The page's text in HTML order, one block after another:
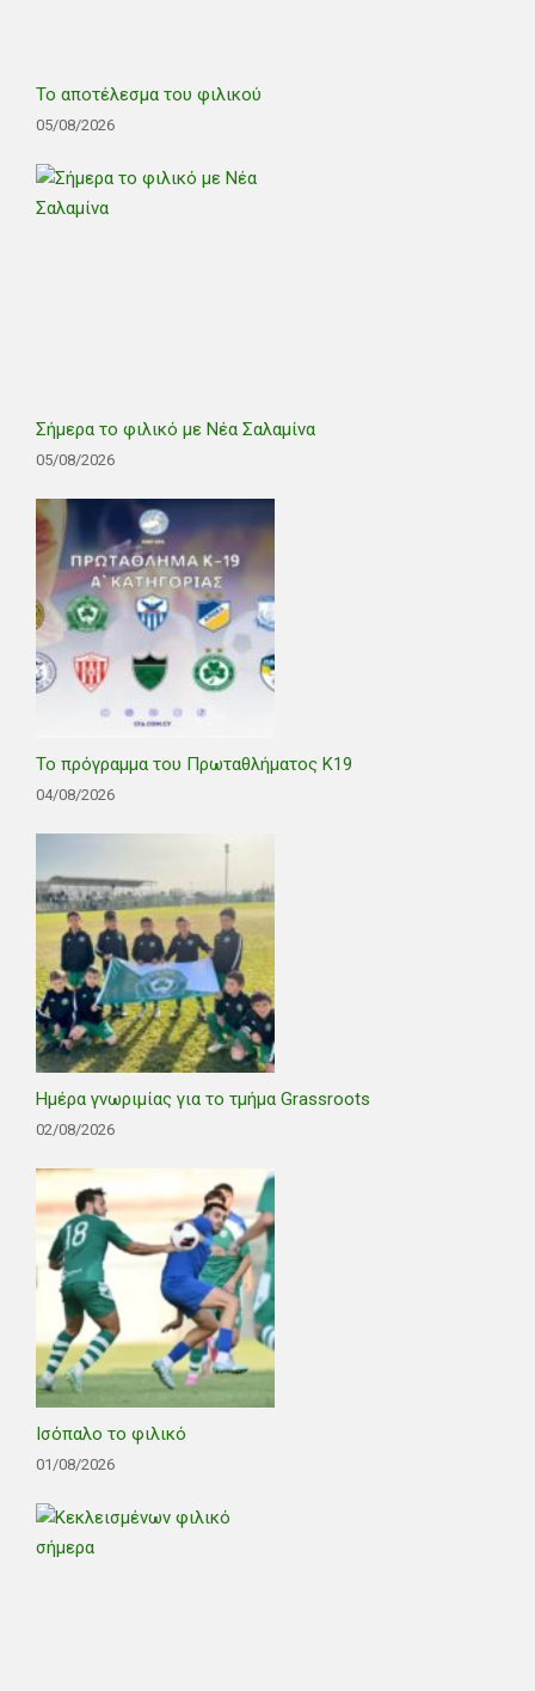
Το αποτέλεσμα του φιλικού
05/08/2026
Σήμερα το φιλικό με Νέα Σαλαμίνα
05/08/2026
Το πρόγραμμα του Πρωταθλήματος Κ19
04/08/2026
Ημέρα γνωριμίας για το τμήμα Grassroots
02/08/2026
Ισόπαλο το φιλικό
01/08/2026